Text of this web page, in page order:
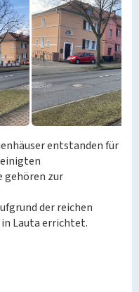
entstanden für
gehören zur
der reichen
Lauta errichtet.